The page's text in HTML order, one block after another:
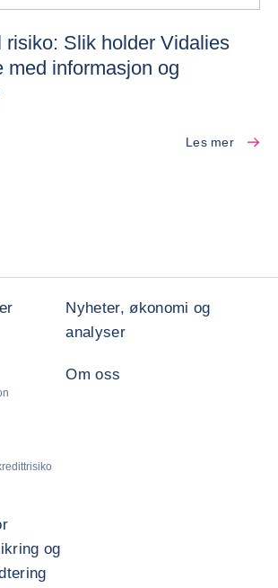
risiko: Slik holder Vidalies
med informasjon og
Les mer
Nyheter, økonomi og
analyser
Om oss
og